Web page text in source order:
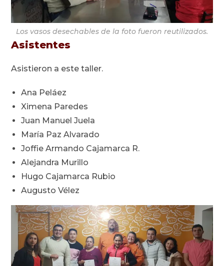
Los vasos desechables de la foto fueron reutilizados.
Asistentes
Asistieron a este taller.
Ana Peláez
Ximena Paredes
Juan Manuel Juela
María Paz Alvarado
Joffie Armando Cajamarca R.
Alejandra Murillo
Hugo Cajamarca Rubio
Augusto Vélez